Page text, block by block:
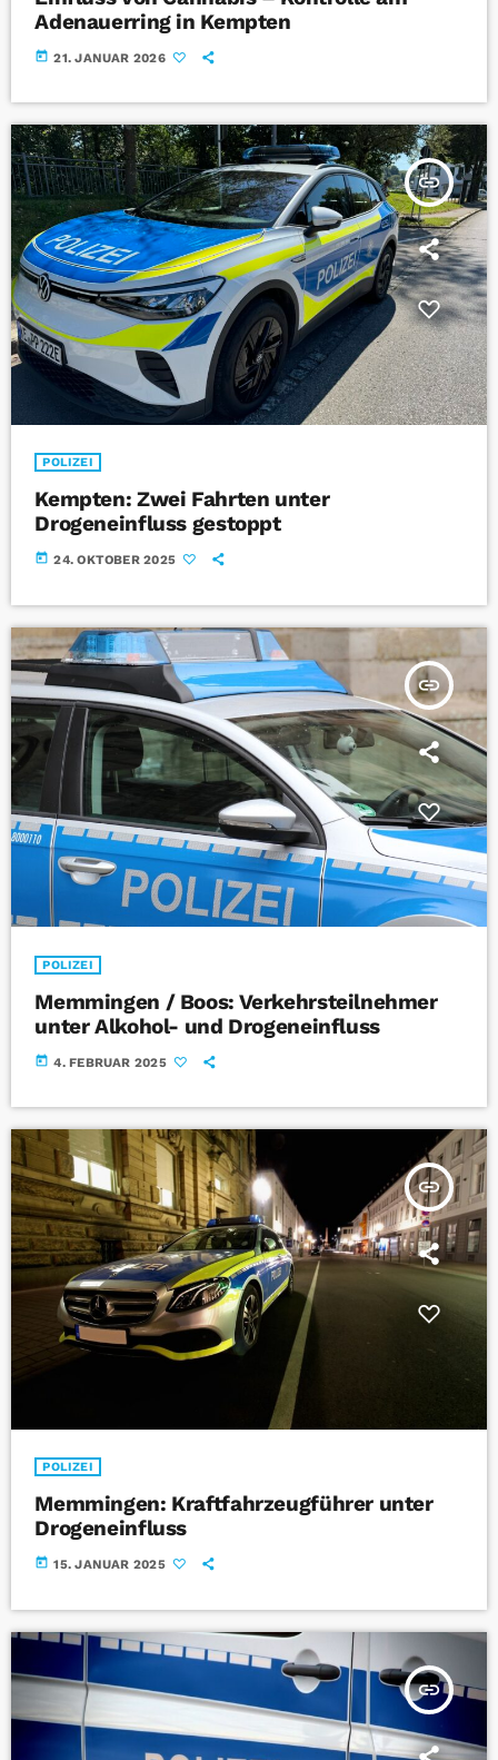
Adenauerring in Kempten
today 21. JANUAR 2026
insert_link
POLIZEI
Kempten: Zwei Fahrten unter
Drogeneinfluss gestoppt
today 24. OKTOBER 2025
insert_link
POLIZEI
Memmingen / Boos: Verkehrsteilnehmer
unter Alkohol- und Drogeneinfluss
today 4. FEBRUAR 2025
insert_link
POLIZEI
Memmingen: Kraftfahrzeugführer unter
Drogeneinfluss
today 15. JANUAR 2025
insert_link